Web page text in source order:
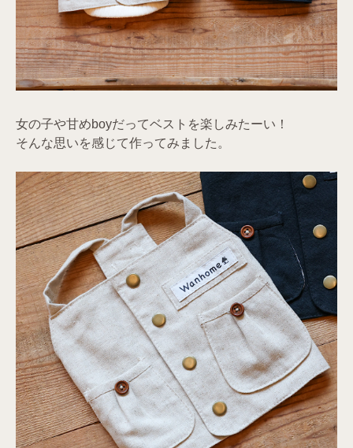
女の子や甘めboyだってベストを楽しみたーい！
そんな思いを感じて作ってみました。